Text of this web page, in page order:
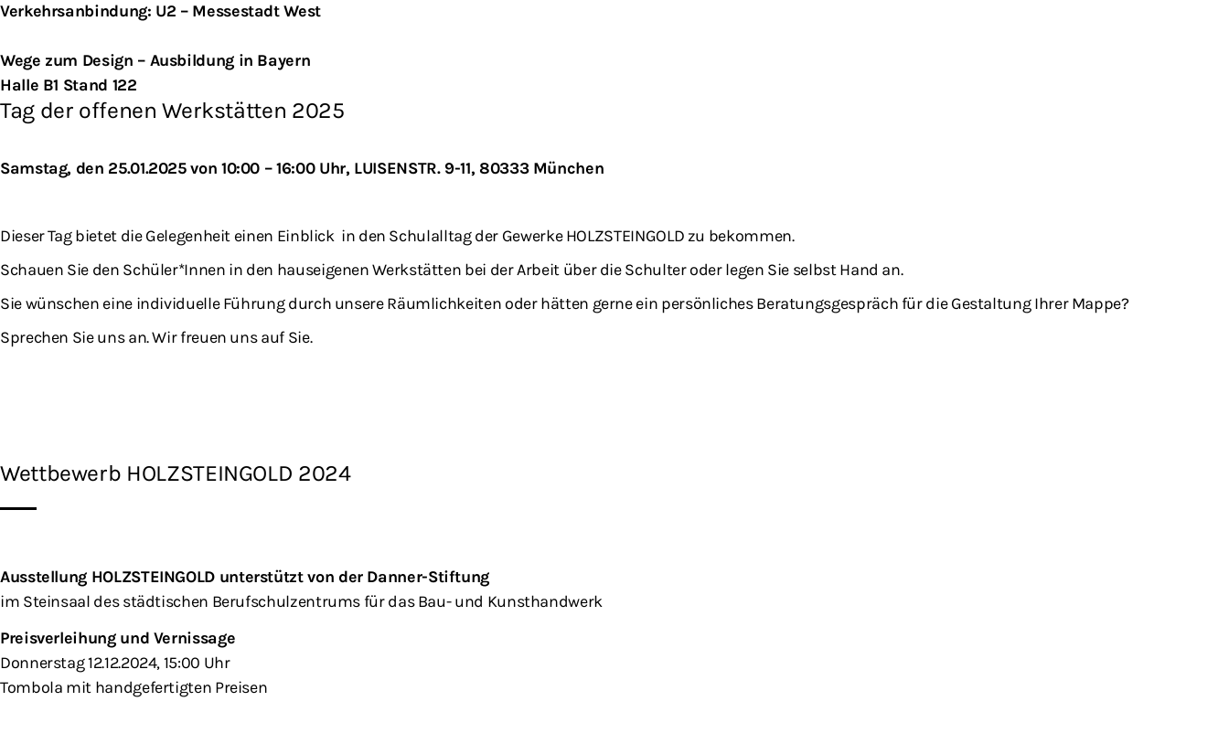
Verkehrsanbindung: U2 – Messestadt West
Wege zum Design – Ausbildung in Bayern
Halle B1 Stand 122
Tag der offenen Werkstätten 2025
Samstag, den 25.01.2025 von 10:00 – 16:00 Uhr, LUISENSTR. 9-11, 80333 München
Dieser Tag bietet die Gelegenheit einen Einblick in den Schulalltag der Gewerke HOLZSTEINGOLD zu bekommen.
Schauen Sie den Schüler*Innen in den hauseigenen Werkstätten bei der Arbeit über die Schulter oder legen Sie selbst Hand an.
Sie wünschen eine individuelle Führung durch unsere Räumlichkeiten oder hätten gerne ein persönliches Beratungsgespräch für die Gestaltung Ihrer Mappe?
Sprechen Sie uns an. Wir freuen uns auf Sie.
Wettbewerb HOLZSTEINGOLD 2024
Ausstellung HOLZSTEINGOLD unterstützt von der Danner-Stiftung
im Steinsaal des städtischen Berufschulzentrums für das Bau- und Kunsthandwerk
Preisverleihung und Vernissage
Donnerstag 12.12.2024, 15:00 Uhr
Tombola mit handgefertigten Preisen